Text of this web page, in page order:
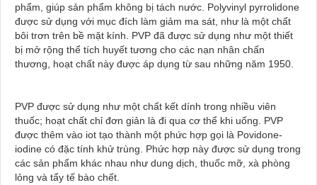
phẩm, giúp sản phẩm không bị tách nước. Polyvinyl pyrrolidone
được sử dụng với mục đích làm giảm ma sát, như là một chất
bôi trơn trên bề mặt kính. PVP đã được sử dụng như một thiết
bị mở rộng thể tích huyết tương cho các nạn nhân chấn
thương, hoạt chất này được áp dụng từ sau những năm 1950.
PVP được sử dụng như một chất kết dính trong nhiều viên
thuốc; hoạt chất chỉ đơn giản là đi qua cơ thể khi uống. PVP
được thêm vào iot tạo thành một phức hợp gọi là Povidone-
iodine có đặc tính khử trùng. Phức hợp này được sử dụng trong
các sản phẩm khác nhau như dung dịch, thuốc mỡ, xà phòng
lỏng và tẩy tế bào chết.